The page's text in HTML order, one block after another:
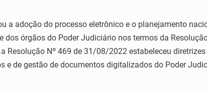
a adoção do processo eletrônico e o planejamento
dos órgãos do Poder Judiciário nos termos da
Resolução Nº 469 de 31/08/2022 estabeleceu
e de gestão de documentos digitalizados do Poder